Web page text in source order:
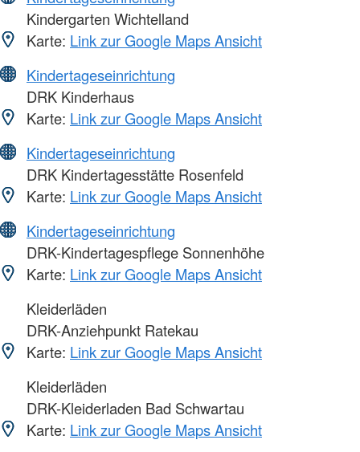
Kindergarten Wichtelland
Karte: Link zur Google Maps Ansicht
Kindertageseinrichtung
DRK Kinderhaus
Karte: Link zur Google Maps Ansicht
Kindertageseinrichtung
DRK Kindertagesstätte Rosenfeld
Karte: Link zur Google Maps Ansicht
Kindertageseinrichtung
DRK-Kindertagespflege Sonnenhöhe
Karte: Link zur Google Maps Ansicht
Kleiderläden
DRK-Anziehpunkt Ratekau
Karte: Link zur Google Maps Ansicht
Kleiderläden
DRK-Kleiderladen Bad Schwartau
Karte: Link zur Google Maps Ansicht